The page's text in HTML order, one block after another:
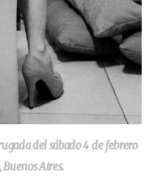
del sábado 4 de febrero
Buenos Aires.